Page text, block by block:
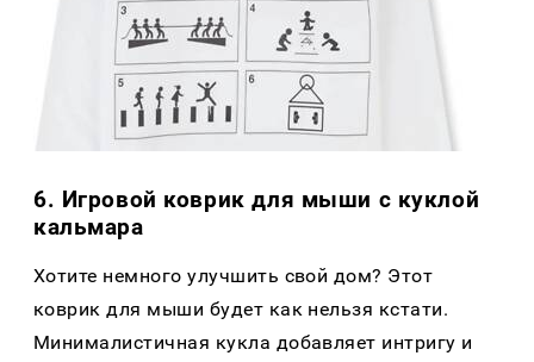
6. Игровой коврик для мыши с куклой
кальмара
Хотите немного улучшить свой дом? Этот
коврик для мыши будет как нельзя кстати.
Минималистичная кукла добавляет интригу и